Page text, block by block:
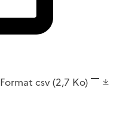
Format csv(2,7 Ko)